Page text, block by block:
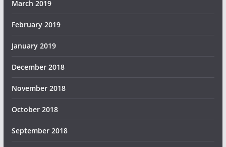
March 2019
February 2019
January 2019
December 2018
November 2018
October 2018
September 2018